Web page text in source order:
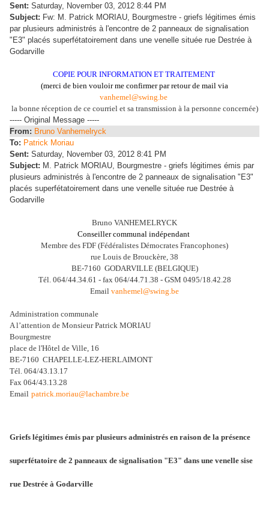
Sent: Saturday, November 03, 2012 8:44 PM
Subject: Fw: M. Patrick MORIAU, Bourgmestre - griefs légitimes émis
par plusieurs administrés à l'encontre de 2 panneaux de signalisation
"E3" placés superfétatoirement dans une venelle située rue Destrée à
Godarville
COPIE POUR INFORMATION ET TRAITEMENT
(merci de bien vouloir me confirmer par retour de mail via
vanhemel@swing.be
la bonne réception de ce courriel et sa transmission à la personne concernée)
----- Original Message -----
From: Bruno Vanhemelryck
To: Patrick Moriau
Sent: Saturday, November 03, 2012 8:41 PM
Subject: M. Patrick MORIAU, Bourgmestre - griefs légitimes émis par
plusieurs administrés à l'encontre de 2 panneaux de signalisation "E3"
placés superfétatoirement dans une venelle située rue Destrée à
Godarville
Bruno VANHEMELRYCK
Conseiller communal indépendant
Membre des FDF (Fédéralistes Démocrates Francophones)
rue Louis de Brouckère, 38
BE-7160 GODARVILLE (BELGIQUE)
Tél. 064/44.34.61 - fax 064/44.71.38 - GSM 0495/18.42.28
Email vanhemel@swing.be
Administration communale
A l’attention de Monsieur Patrick MORIAU
Bourgmestre
place de l'Hôtel de Ville, 16
BE-7160 CHAPELLE-LEZ-HERLAIMONT
Tél. 064/43.13.17
Fax 064/43.13.28
Email patrick.moriau@lachambre.be
Griefs légitimes émis par plusieurs administrés en raison de la présence
superfétatoire de 2 panneaux de signalisation "E3" dans une venelle sise
rue Destrée à Godarville